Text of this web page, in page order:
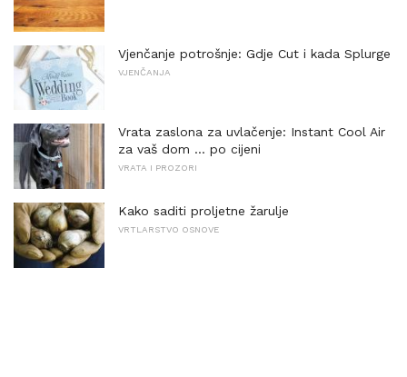
Vjenčanje potrošnje: Gdje Cut i kada Splurge
VJENČANJA
Vrata zaslona za uvlačenje: Instant Cool Air
za vaš dom ... po cijeni
VRATA I PROZORI
Kako saditi proljetne žarulje
VRTLARSTVO OSNOVE